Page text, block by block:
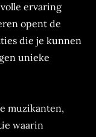
ervaring
opent de
die je kunnen
unieke
muzikanten,
waarin